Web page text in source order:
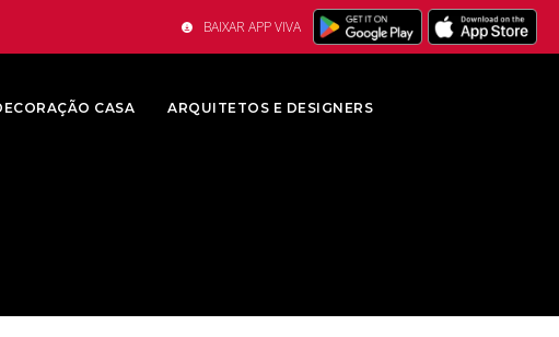
BAIXAR APP VIVA
CASA ARQUITETOS E DESIGNERS